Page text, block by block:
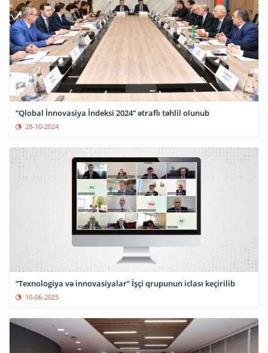
“Qlobal İnnovasiya İndeksi 2024” ətraflı təhlil olunub
28-10-2024
“Texnologiya və innovasiyalar” İşçi qrupunun iclası keçirilib
10-06-2025